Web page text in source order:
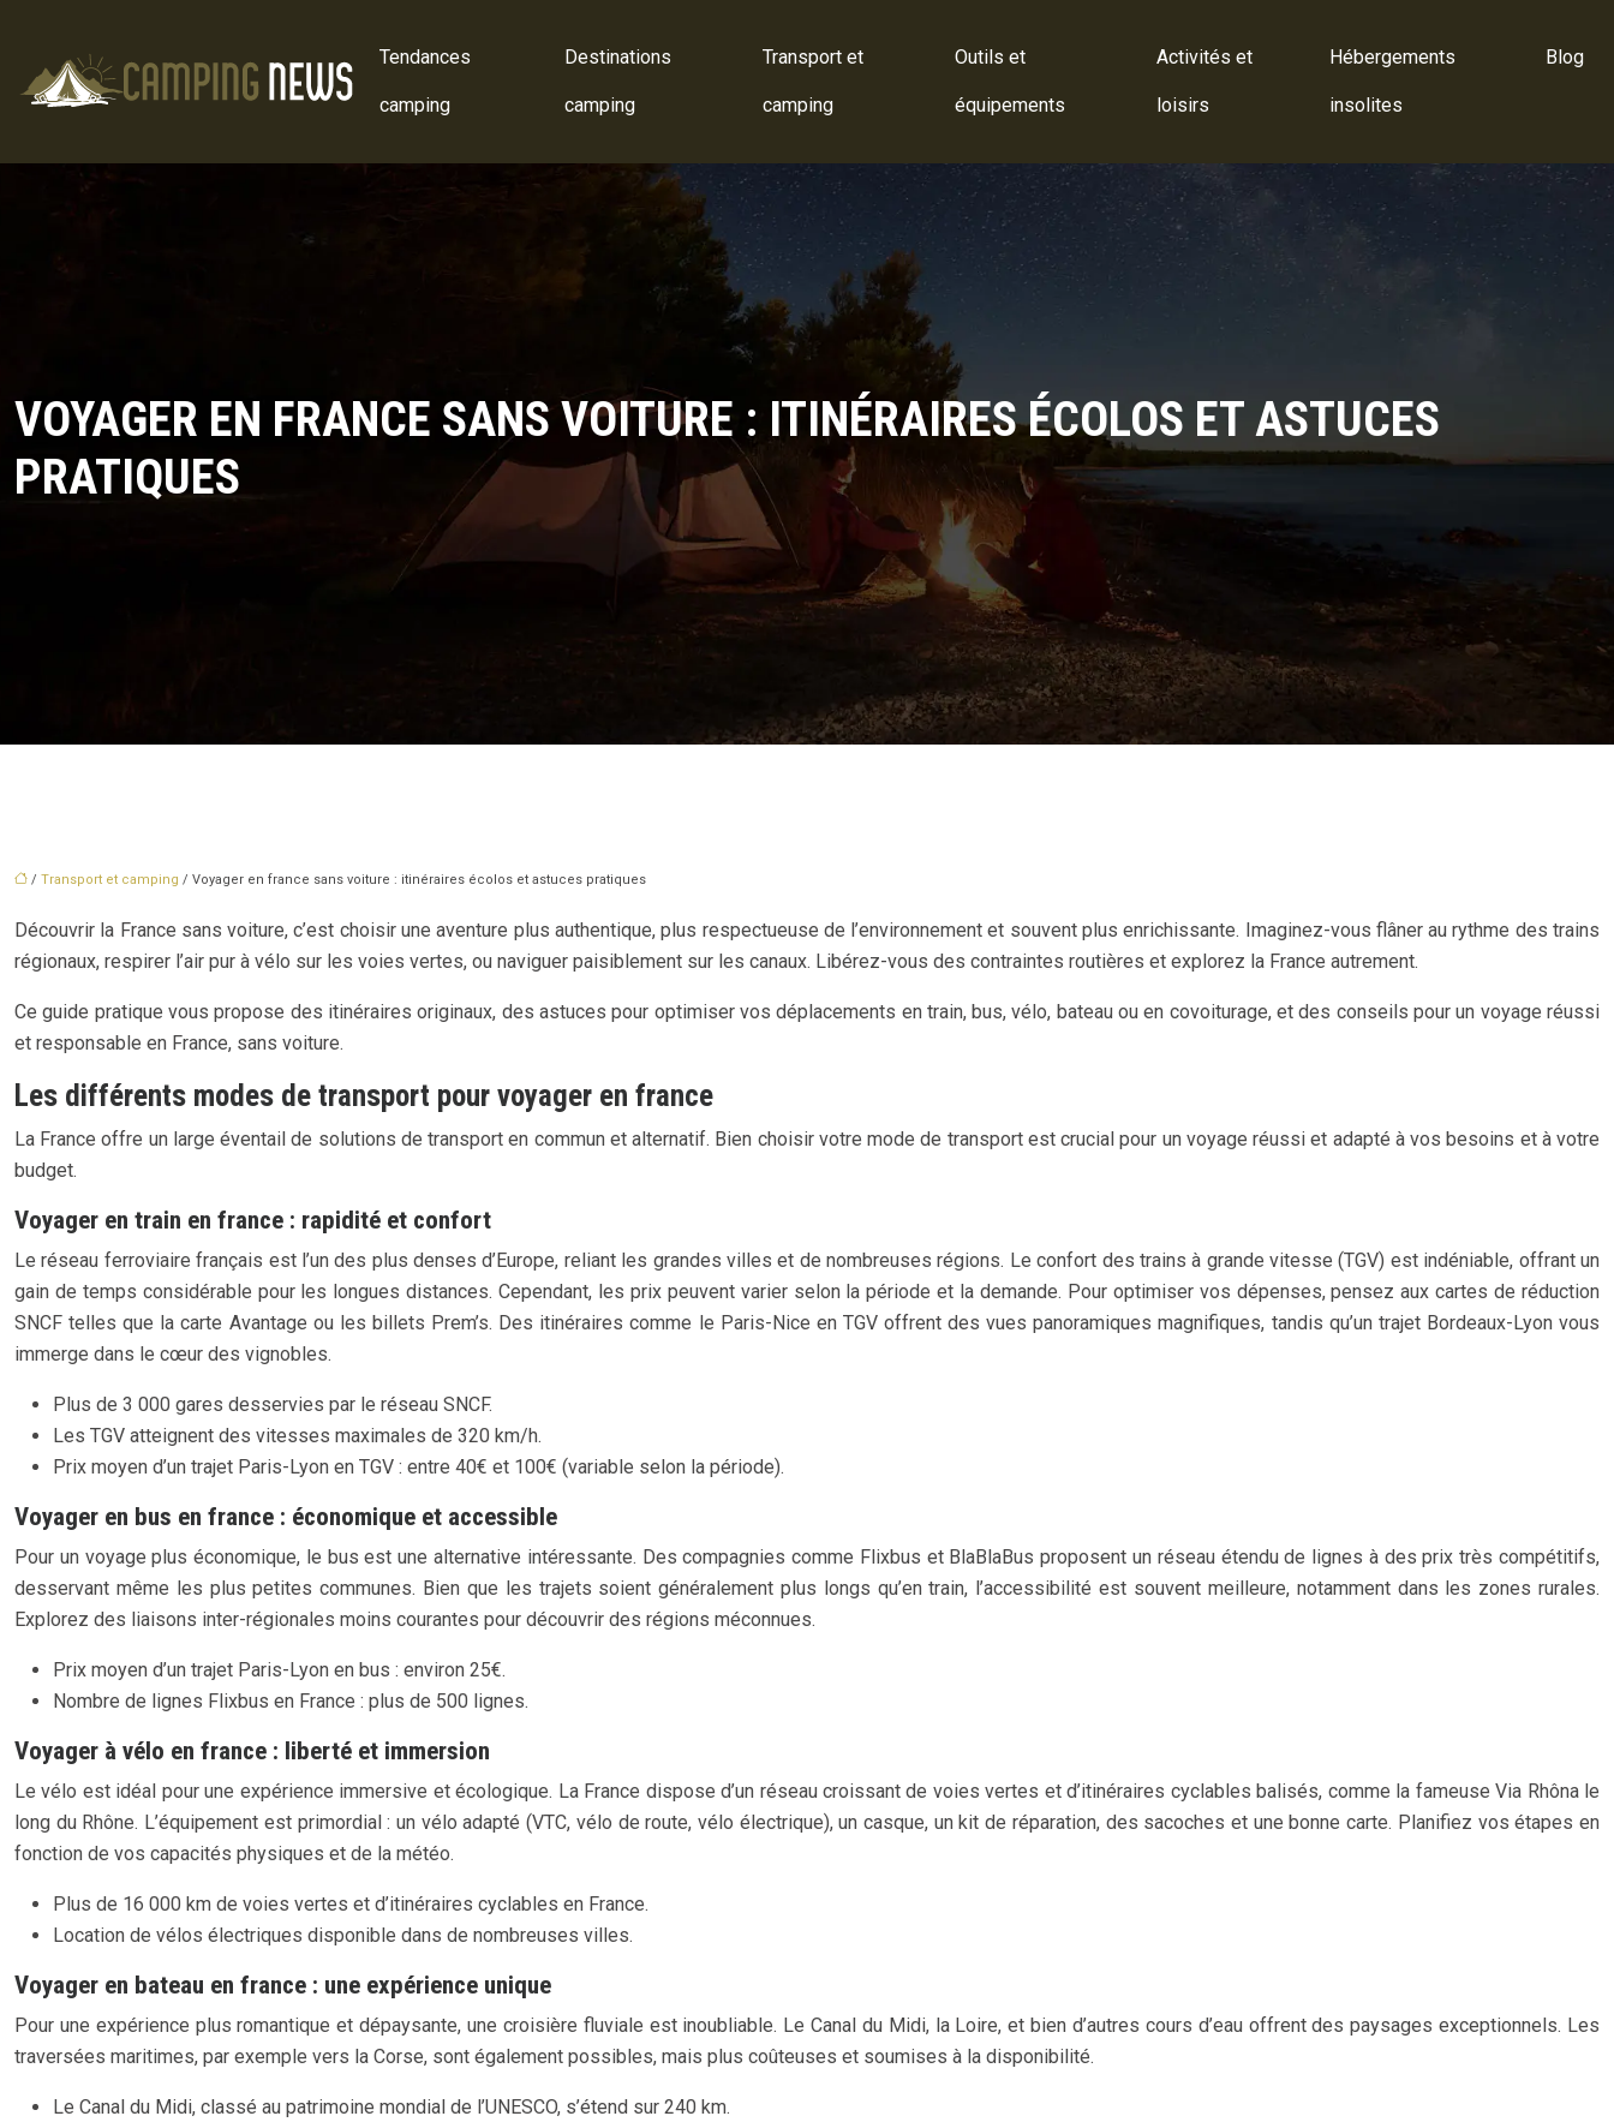
Tendances
camping
Destinations
camping
Transport et
camping
Outils et
équipements
Activités et
loisirs
Hébergements
insolites
Blog
VOYAGER EN FRANCE SANS VOITURE : ITINÉRAIRES ÉCOLOS ET ASTUCES
PRATIQUES
/ Transport et camping / Voyager en france sans voiture : itinéraires écolos et astuces pratiques
Découvrir la France sans voiture, c’est choisir une aventure plus authentique, plus respectueuse de l’environnement et souvent plus enrichissante. Imaginez-vous flâner au rythme des trains
régionaux, respirer l’air pur à vélo sur les voies vertes, ou naviguer paisiblement sur les canaux. Libérez-vous des contraintes routières et explorez la France autrement.
Ce guide pratique vous propose des itinéraires originaux, des astuces pour optimiser vos déplacements en train, bus, vélo, bateau ou en covoiturage, et des conseils pour un voyage réussi
et responsable en France, sans voiture.
Les différents modes de transport pour voyager en france
La France offre un large éventail de solutions de transport en commun et alternatif. Bien choisir votre mode de transport est crucial pour un voyage réussi et adapté à vos besoins et à votre
budget.
Voyager en train en france : rapidité et confort
Le réseau ferroviaire français est l’un des plus denses d’Europe, reliant les grandes villes et de nombreuses régions. Le confort des trains à grande vitesse (TGV) est indéniable, offrant un
gain de temps considérable pour les longues distances. Cependant, les prix peuvent varier selon la période et la demande. Pour optimiser vos dépenses, pensez aux cartes de réduction
SNCF telles que la carte Avantage ou les billets Prem’s. Des itinéraires comme le Paris-Nice en TGV offrent des vues panoramiques magnifiques, tandis qu’un trajet Bordeaux-Lyon vous
immerge dans le cœur des vignobles.
Plus de 3 000 gares desservies par le réseau SNCF.
Les TGV atteignent des vitesses maximales de 320 km/h.
Prix moyen d’un trajet Paris-Lyon en TGV : entre 40€ et 100€ (variable selon la période).
Voyager en bus en france : économique et accessible
Pour un voyage plus économique, le bus est une alternative intéressante. Des compagnies comme Flixbus et BlaBlaBus proposent un réseau étendu de lignes à des prix très compétitifs,
desservant même les plus petites communes. Bien que les trajets soient généralement plus longs qu’en train, l’accessibilité est souvent meilleure, notamment dans les zones rurales.
Explorez des liaisons inter-régionales moins courantes pour découvrir des régions méconnues.
Prix moyen d’un trajet Paris-Lyon en bus : environ 25€.
Nombre de lignes Flixbus en France : plus de 500 lignes.
Voyager à vélo en france : liberté et immersion
Le vélo est idéal pour une expérience immersive et écologique. La France dispose d’un réseau croissant de voies vertes et d’itinéraires cyclables balisés, comme la fameuse Via Rhôna le
long du Rhône. L’équipement est primordial : un vélo adapté (VTC, vélo de route, vélo électrique), un casque, un kit de réparation, des sacoches et une bonne carte. Planifiez vos étapes en
fonction de vos capacités physiques et de la météo.
Plus de 16 000 km de voies vertes et d’itinéraires cyclables en France.
Location de vélos électriques disponible dans de nombreuses villes.
Voyager en bateau en france : une expérience unique
Pour une expérience plus romantique et dépaysante, une croisière fluviale est inoubliable. Le Canal du Midi, la Loire, et bien d’autres cours d’eau offrent des paysages exceptionnels. Les
traversées maritimes, par exemple vers la Corse, sont également possibles, mais plus coûteuses et soumises à la disponibilité.
Le Canal du Midi, classé au patrimoine mondial de l’UNESCO, s’étend sur 240 km.